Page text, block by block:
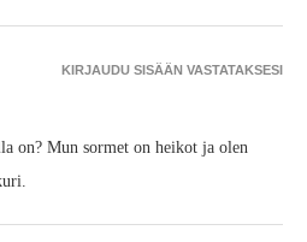
on? Mun sormet on heikot ja olen
KIRJAUDU SISÄÄN VASTATAKSESI